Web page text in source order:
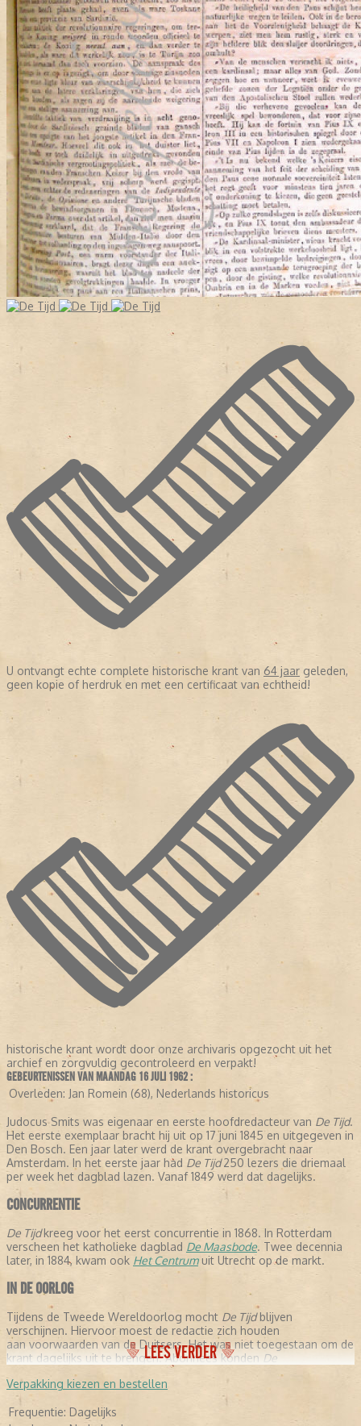
U ontvangt echte complete historische krant van 64 jaar geleden,
geen kopie of herdruk en met een certificaat van echtheid!
historische krant wordt door onze archivaris opgezocht uit het
archief en zorgvuldig gecontroleerd en verpakt!
GEBEURTENISSEN VAN MAANDAG 16 JULI 1962 :
Overleden: Jan Romein (68), Nederlands historicus
Judocus Smits was eigenaar en eerste hoofdredacteur van De Tijd.
Het eerste exemplaar bracht hij uit op 17 juni 1845 en uitgegeven in
Den Bosch. Een jaar later werd de krant overgebracht naar
Amsterdam. In het eerste jaar had De Tijd250 lezers die driemaal
per week het dagblad lazen. Vanaf 1849 werd dat dagelijks.
CONCURRENTIE
De Tijdkreeg voor het eerst concurrentie in 1868. In Rotterdam
verscheen het katholieke dagblad De Maasbode. Twee decennia
later, in 1884, kwam ook Het Centrumuit Utrecht op de markt.
IN DE OORLOG
Tijdens de Tweede Wereldoorlog mocht De Tijdblijven
verschijnen. Hiervoor moest de redactie zich houden
aan voorwaarden van de Duitsers. Het was niet toegestaan om de
krant dagelijks uit te brengen. Abonnees konden De
gedurende de oorlogsjaren slechts een keer per week lezen.
FUSIE
LEES VERDER
Verpakking kiezen en bestellen
Frequentie: Dagelijks